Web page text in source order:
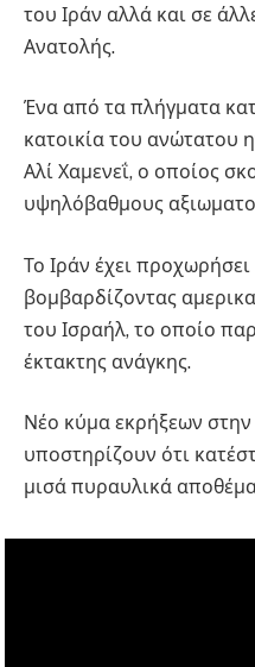
του Ιράν αλλά και σε
Ανατολής.
Ένα από τα πλήγματα
κατοικία του ανώτατου
Αλί Χαμενεΐ, ο οποίος
υψηλόβαθμους
Το Ιράν έχει
βομβαρδίζοντας
του Ισραήλ, το οποίο
έκτακτης ανάγκης.
Νέο κύμα εκρήξεων
υποστηρίζουν ότι
μισά πυραυλικά